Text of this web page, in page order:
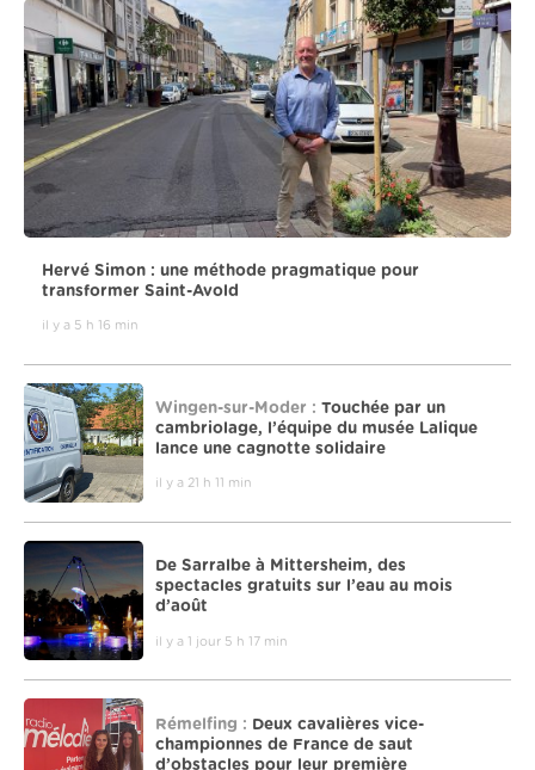
Hervé Simon : une méthode pragmatique pour
transformer Saint-Avold
il y a 5 h 16 min
Wingen-sur-Moder : Touchée par un
cambriolage, l’équipe du musée Lalique
lance une cagnotte solidaire
il y a 21 h 11 min
De Sarralbe à Mittersheim, des
spectacles gratuits sur l’eau au mois
d’août
il y a 1 jour 5 h 17 min
Rémelfing : Deux cavalières vice-
championnes de France de saut
d’obstacles pour leur première